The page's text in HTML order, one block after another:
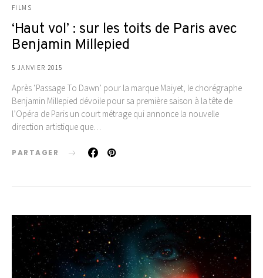
FILMS
‘Haut vol’ : sur les toits de Paris avec
Benjamin Millepied
5 JANVIER 2015
Après ‘Passage To Dawn’ pour la marque Maiyet, le chorégraphe
Benjamin Millepied dévoile pour sa première saison à la tête de
l’Opéra de Paris un court métrage qui annonce la nouvelle
direction artistique que…
PARTAGER